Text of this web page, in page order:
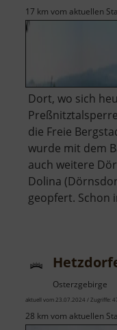
17 km vom aktuellen
Dort, wo sich
die Freie
wurde mit dem
auch weitere
Dolina
geopfert. Schon
Osterzgebirge
aktuell vom 23.07.2024 / Zugriffe:
28 km vom aktuellen